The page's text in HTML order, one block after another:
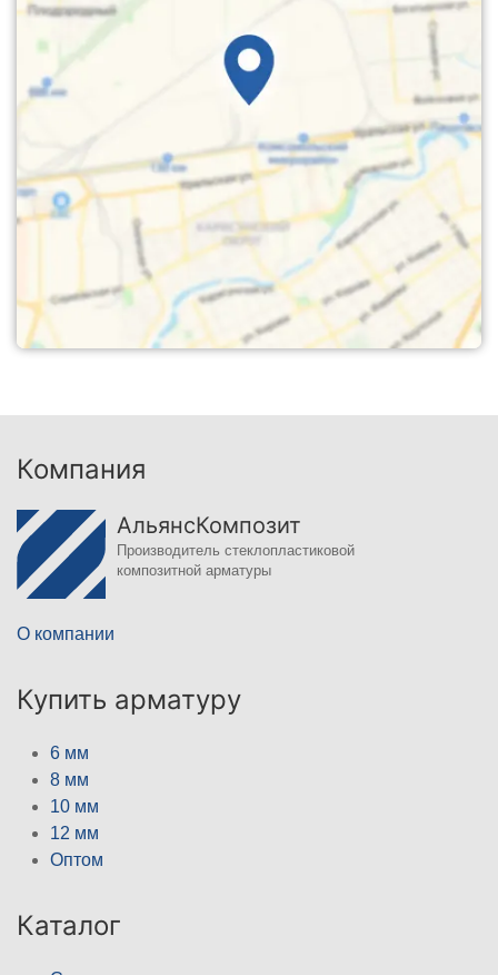
Компания
АльянсКомпозит
Производитель стеклопластиковой
композитной арматуры
О компании
Купить арматуру
6 мм
8 мм
10 мм
12 мм
Оптом
Каталог